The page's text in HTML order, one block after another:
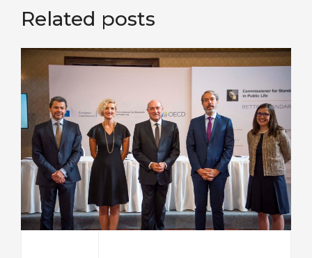
Related posts